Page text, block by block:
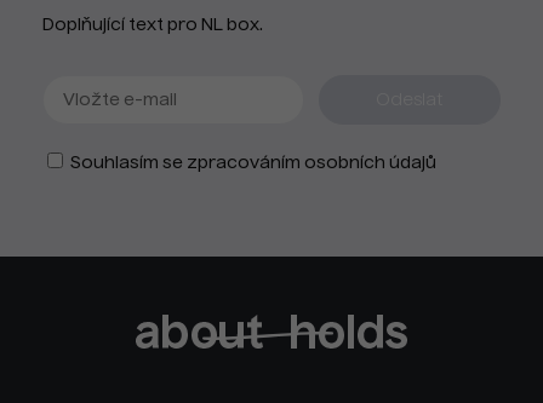
Doplňující text pro NL box.
Souhlasím se zpracováním osobních údajů